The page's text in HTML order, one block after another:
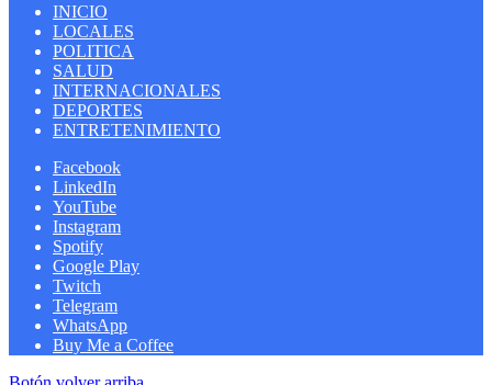
INICIO
LOCALES
POLITICA
SALUD
INTERNACIONALES
DEPORTES
ENTRETENIMIENTO
Facebook
LinkedIn
YouTube
Instagram
Spotify
Google Play
Twitch
Telegram
WhatsApp
Buy Me a Coffee